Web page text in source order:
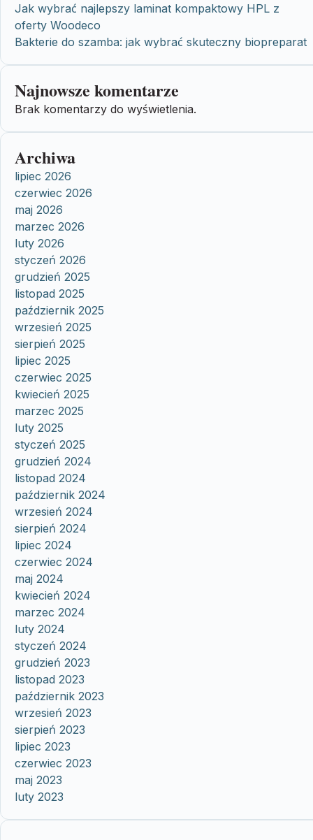
Jak wybrać najlepszy laminat kompaktowy HPL z
oferty Woodeco
Bakterie do szamba: jak wybrać skuteczny biopreparat
Najnowsze komentarze
Brak komentarzy do wyświetlenia.
Archiwa
lipiec 2026
czerwiec 2026
maj 2026
marzec 2026
luty 2026
styczeń 2026
grudzień 2025
listopad 2025
październik 2025
wrzesień 2025
sierpień 2025
lipiec 2025
czerwiec 2025
kwiecień 2025
marzec 2025
luty 2025
styczeń 2025
grudzień 2024
listopad 2024
październik 2024
wrzesień 2024
sierpień 2024
lipiec 2024
czerwiec 2024
maj 2024
kwiecień 2024
marzec 2024
luty 2024
styczeń 2024
grudzień 2023
listopad 2023
październik 2023
wrzesień 2023
sierpień 2023
lipiec 2023
czerwiec 2023
maj 2023
luty 2023